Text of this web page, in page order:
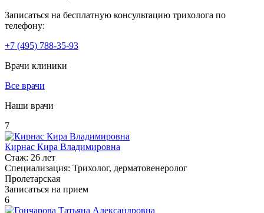
Записаться на бесплатную консультацию трихолога по
телефону:
+7 (495) 788-35-93
Врачи клиники
Все врачи
Наши врачи
7
Кирнас Кира Владимировна
Стаж: 26 лет
Специализация: Трихолог, дерматовенеролог
Пролетарская
Записаться на прием
6